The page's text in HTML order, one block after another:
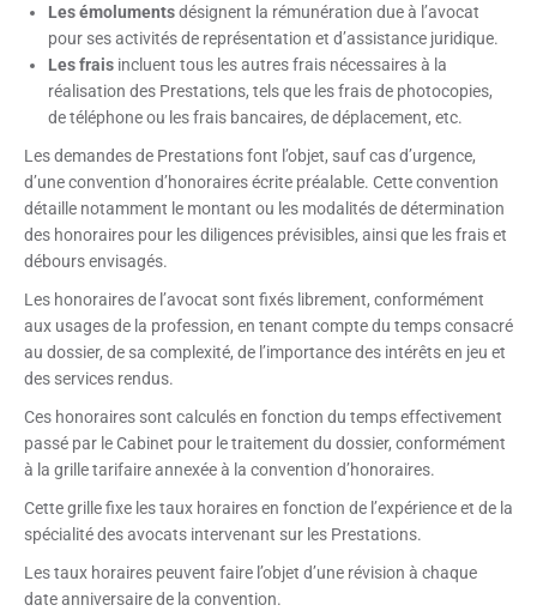
Les émolumentsdésignent la rémunération due à l’avocat
pour ses activités de représentation et d’assistance juridique.
Les frais incluent tous les autres frais nécessaires à la
réalisation des Prestations, tels que les frais de photocopies,
de téléphone ou les frais bancaires, de déplacement, etc.
Les demandes de Prestations font l’objet, sauf cas d’urgence,
d’une convention d’honoraires écrite préalable. Cette convention
détaille notamment le montant ou les modalités de détermination
des honoraires pour les diligences prévisibles, ainsi que les frais et
débours envisagés.
Les honoraires de l’avocat sont fixés librement, conformément
aux usages de la profession, en tenant compte du temps consacré
au dossier, de sa complexité, de l’importance des intérêts en jeu et
des services rendus.
Ces honoraires sont calculés en fonction du temps effectivement
passé par le Cabinet pour le traitement du dossier, conformément
à la grille tarifaire annexée à la convention d’honoraires.
Cette grille fixe les taux horaires en fonction de l’expérience et de la
spécialité des avocats intervenant sur les Prestations.
Les taux horaires peuvent faire l’objet d’une révision à chaque
date anniversaire de la convention.